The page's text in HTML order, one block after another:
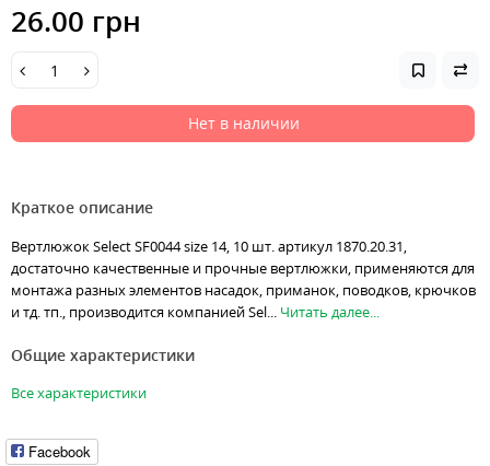
26.00 грн
Нет в наличии
Краткое описание
Вертлюжок Select SF0044 size 14, 10 шт. артикул 1870.20.31,
достаточно качественные и прочные вертлюжки, применяются для
монтажа разных элементов насадок, приманок, поводков, крючков
и тд. тп., производится компанией Sel... Читать далее...
Общие характеристики
Все характеристики
Facebook